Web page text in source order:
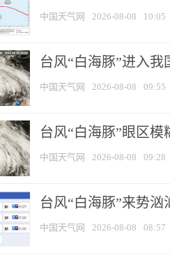
中国天气网 2026-08-08 10:05
台风“白海豚”进入
中国天气网 2026-08-08 09:55
台风“白海豚”眼区
中国天气网 2026-08-08 09:28
台风“白海豚”来势
中国天气网 2026-08-08 08:57